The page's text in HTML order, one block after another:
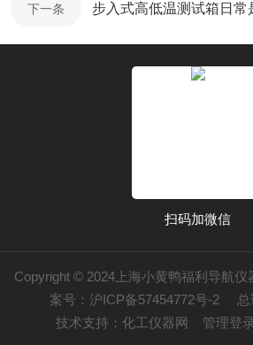
下一条 步入式高低温测试箱日常
扫码加微信
Copyright © 2024上海小黄鸭福利导航
案号：沪ICP备57454772号-2
总
技术支持： 化工仪器网 管理登